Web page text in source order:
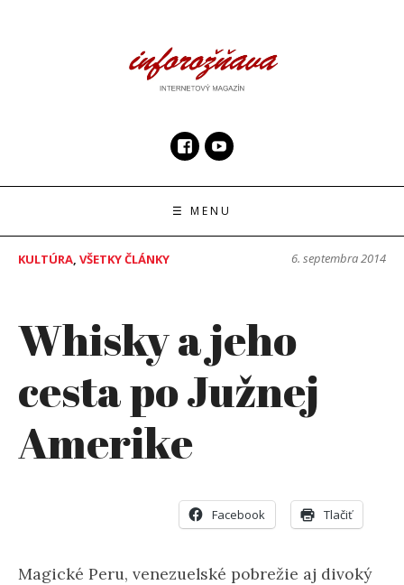
☰ MENU
KULTÚRA, VŠETKY ČLÁNKY 6. septembra 2014
Whisky a jeho
cesta po Južnej
Amerike
Facebook Tlačiť
Magické Peru, venezuelské pobrežie aj divoký